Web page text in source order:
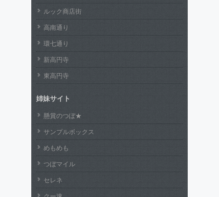
ルック商店街
高南通り
環七通り
新高円寺
東高円寺
姉妹サイト
懸賞のつぼ★
サンプルボックス
めもめも
つぼマイル
セレネ